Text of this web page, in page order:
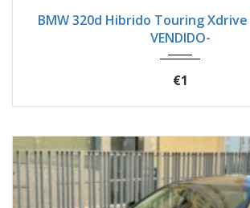
BMW 320d Hibrido Touring
VENDIDO-
€1